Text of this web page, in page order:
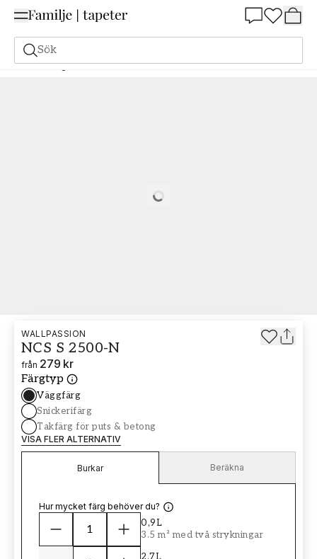
Sök
Målarfärg Beställ utifrån NCS Beställ utifrån NCS 2500-N
Loading…
WALLPASSION
NCS S 2500-N
från 279 kr
Färgtyp
Väggfärg
Snickerifärg
Takfärg för puts & betong
VISA FLER ALTERNATIV
Burkar Beräkna
Hur mycket färg behöver du?
0,9L
3.5 m² med två strykningar